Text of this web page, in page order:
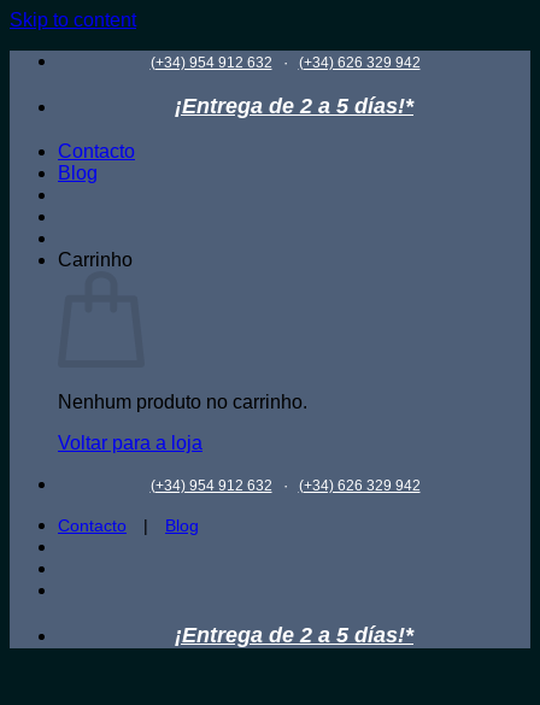
Skip to content
(+34) 954 912 632 · (+34) 626 329 942
¡Entrega de 2 a 5 días!*
Contacto
Blog
Carrinho
Nenhum produto no carrinho.
Voltar para a loja
(+34) 954 912 632 · (+34) 626 329 942
Contacto | Blog
¡Entrega de 2 a 5 días!*